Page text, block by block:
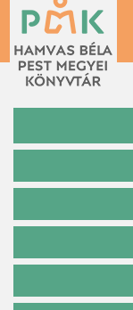
Ugrás
tartalomra
Katalógus